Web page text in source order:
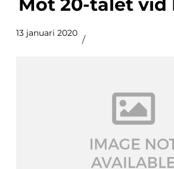
Möt 20-talet
13 januari 2020